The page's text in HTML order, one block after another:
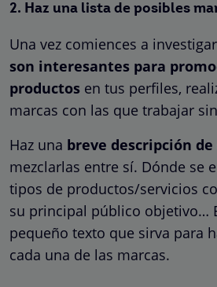
2. Haz una lista de posibles
Una vez comiences a investigar
son interesantes para
productos en tus perfiles,
marcas con las que trabajar
Haz una breve descripción de
mezclarlas entre sí. Dónde se
tipos de productos/servicios
su principal público objetivo…
pequeño texto que sirva para
cada una de las marcas.